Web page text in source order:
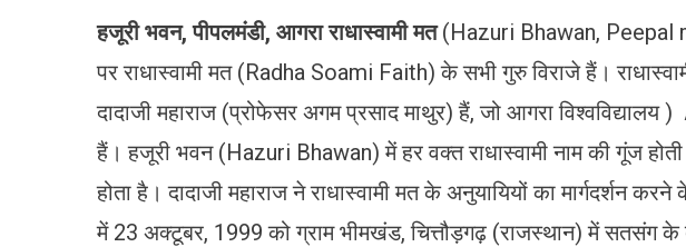
हजूरी भवन,पीपलमंडी, आगरा राधास्वामी मत(Hazuri Bhawan, Peepal
पर राधास्वामी मत (Radha Soami Faith) के सभी गुरु विराजे हैं।
दादाजी महाराज (प्रोफेसर अगम प्रसाद माथुर) हैं, जो आगरा
हैं। हजूरी भवन (Hazuri Bhawan) में हर वक्त राधास्वामी नाम की गूंज
होता है। दादाजी महाराज ने राधास्वामी मत के अनुयायियों का मार्गदर्शन
में 23 अक्टूबर, 1999 को ग्राम भीमखंड, चित्तौड़गढ़ (राजस्थान) में सतसंग के